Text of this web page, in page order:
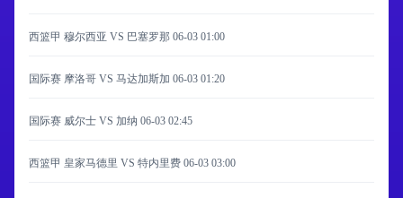
西篮甲 穆尔西亚 VS 巴塞罗那 06-03 01:00
国际赛 摩洛哥 VS 马达加斯加 06-03 01:20
国际赛 威尔士 VS 加纳 06-03 02:45
西篮甲 皇家马德里 VS 特内里费 06-03 03:00